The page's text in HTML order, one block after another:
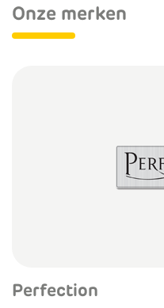
Onze merken
Perfection